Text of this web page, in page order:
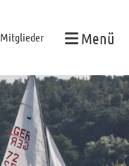
Mitglieder Menü